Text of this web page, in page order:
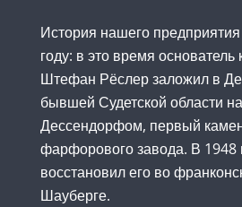
История нашего
году: в это время
Штефан Рёслер заложил в
бывшей Судетской области
Дессендорфом, первый
фарфорового завода. В 1948
восстановил его во
Шауберге.